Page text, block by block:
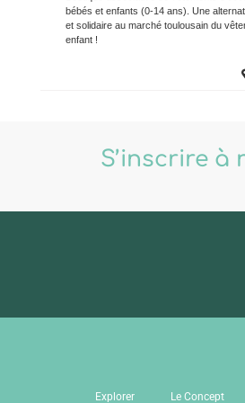
bébés et enfants (0-14 ans). Une
et solidaire au marché toulousain du
enfant !
S’inscrire à
Explorer Le Concept